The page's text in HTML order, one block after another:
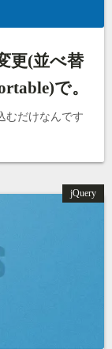
更(並べ替
で。
むだけなんです
jQuery